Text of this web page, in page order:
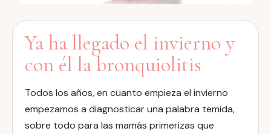
Ya ha llegado el invierno y
con él la bronquiolitis
Todos los años, en cuanto empieza el invierno
empezamos a diagnosticar una palabra temida,
sobre todo para las mamás primerizas que